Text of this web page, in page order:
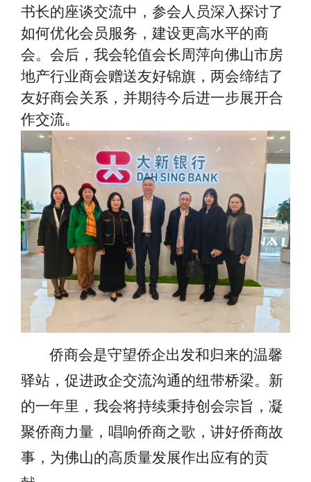
书长的座谈交流中，参会人员深入探讨了
如何优化会员服务，建设更高水平的商
会。会后，我会轮值会长周萍向佛山市房
地产行业商会赠送友好锦旗，两会缔结了
友好商会关系，并期待今后进一步展开合
作交流。
侨商会是守望侨企出发和归来的温馨
驿站，促进政企交流沟通的纽带桥梁。新
的一年里，我会将持续秉持创会宗旨，凝
聚侨商力量，唱响侨商之歌，讲好侨商故
事，为佛山的高质量发展作出应有的贡